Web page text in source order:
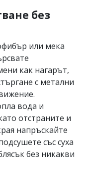
без
или мека
как нагарът,
с метални
вода и
отстраните и
напръскайте
със суха
без никакви